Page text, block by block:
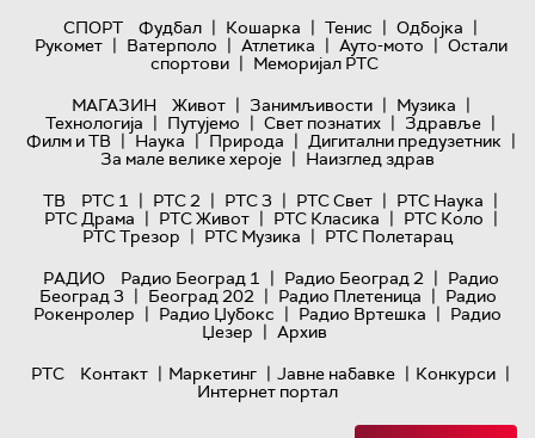
СПОРТ
Фудбал | Кошарка | Тенис | Одбојка |
Рукомет | Ватерполо | Атлетика | Ауто-мото | Остали
спортови | Меморијал РТС
МАГАЗИН
Живот | Занимљивости | Музика |
Технологијa | Путујемо | Свет познатих | Здравље |
Филм и ТВ | Наука | Природа | Дигитални предузетник |
За мале велике хероје | Наизглед здрав
ТВ
РТС 1 | РТС 2 | РТС 3 | РТС Свет | РТС Наука |
РТС Драма | РТС Живот | РТС Класика | РТС Коло |
РТС Трезор | РТС Музика | РТС Полетарац
РАДИО
Радио Београд 1 | Радио Београд 2 | Радио
Београд 3 | Београд 202 | Радио Плетеница | Радио
Рокенролер | Радио Џубокс | Радио Вртешка | Радио
Џезер | Архив
РТС
Контакт | Маркетинг | Јавне набавке | Конкурси |
Интернет портал